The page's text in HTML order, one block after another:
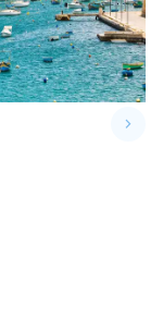
keyboard_arrow_right